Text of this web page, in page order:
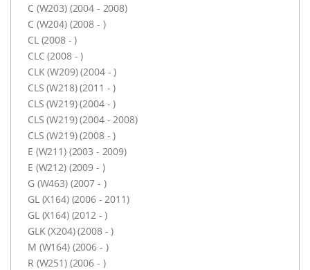
C (W203) (2004 - 2008)
C (W204) (2008 - )
CL (2008 - )
CLC (2008 - )
CLK (W209) (2004 - )
CLS (W218) (2011 - )
CLS (W219) (2004 - )
CLS (W219) (2004 - 2008)
CLS (W219) (2008 - )
E (W211) (2003 - 2009)
E (W212) (2009 - )
G (W463) (2007 - )
GL (X164) (2006 - 2011)
GL (X164) (2012 - )
GLK (X204) (2008 - )
M (W164) (2006 - )
R (W251) (2006 - )